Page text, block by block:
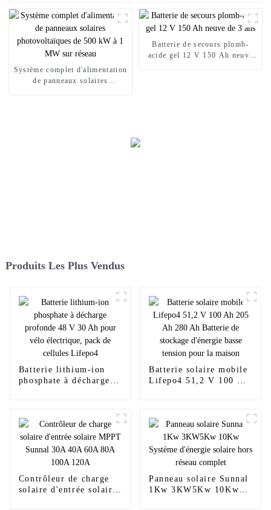
Système complet d'alimentation
de panneaux solaires
Batterie de secours plomb-
acide gel 12 V 150 Ah neuve
Produits Les Plus Vendus
Batterie lithium-ion
phosphate à décharge
Lifepo4
Batterie solaire mobile
Lifepo4 51,2 V 100 Ah
maison
Contrôleur de charge
solaire d'entrée solaire
Panneau solaire Sunnal
1Kw 3KW5Kw 10Kw